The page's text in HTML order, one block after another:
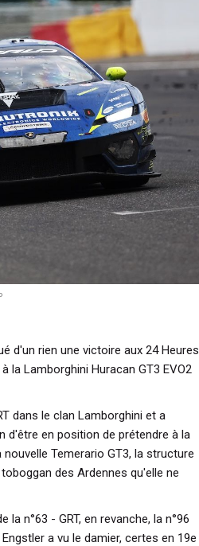
d'un rien une victoire aux 24 Heures
la Lamborghini Huracan GT3 EVO2
dans le clan Lamborghini et a
d'être en position de prétendre à la
Temerario GT3, la structure
des Ardennes qu'elle ne
n°63 - GRT, en revanche, la n°96
a vu le damier, certes en 19e